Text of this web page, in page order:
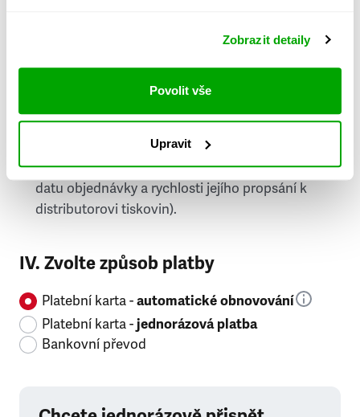
Zobrazit detaily
Povolit vše
Upravit
doručování týdeníku Respekt v tištěné verzi, na
první vydání ve vaší schránce se můžete těšit
příští, nejpozději přespříští týden (v závislosti na
datu objednávky a rychlosti jejího propsání k
distributorovi tiskovin).
IV. Zvolte způsob platby
Platební karta -automatické obnovování
Platební karta -jednorázová platba
Bankovní převod